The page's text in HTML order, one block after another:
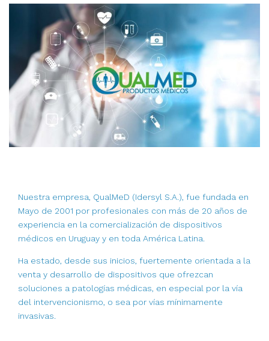
Nuestra empresa, QualMeD (Idersyl S.A.), fue fundada en
Mayo de 2001 por profesionales con más de 20 años de
experiencia en la comercialización de dispositivos
médicos en Uruguay y en toda América Latina.
Ha estado, desde sus inicios, fuertemente orientada a la
venta y desarrollo de dispositivos que ofrezcan
soluciones a patologías médicas, en especial por la vía
del intervencionismo, o sea por vías mínimamente
invasivas.